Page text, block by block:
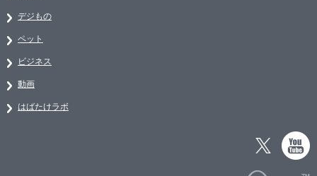
デジもの
ペット
ビジネス
動画
はばたけラボ